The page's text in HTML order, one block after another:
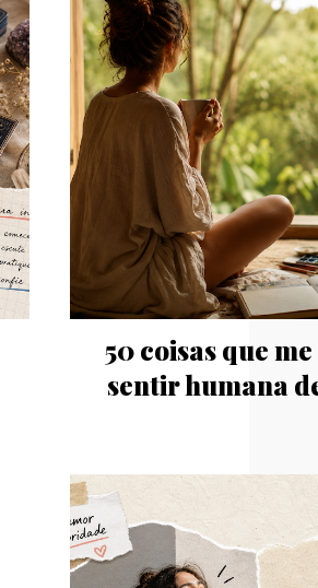
50 coisas que
sentir humana